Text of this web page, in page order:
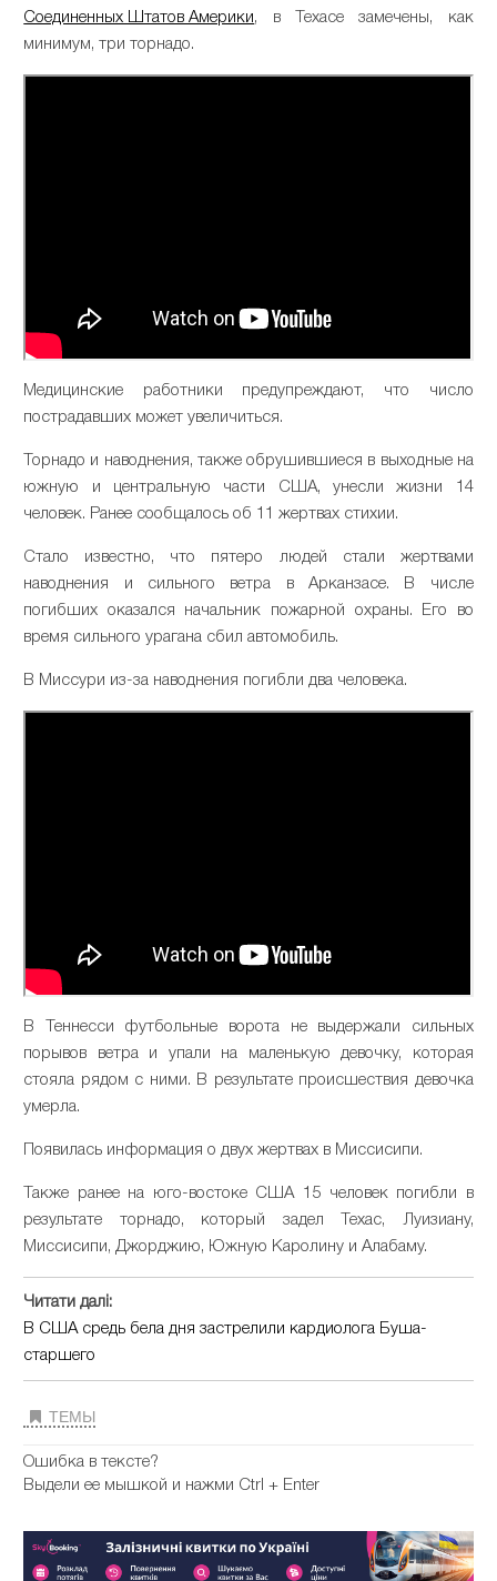
Соединенных Штатов Америки, в Техасе замечены, как
минимум, три торнадо.
Медицинские работники предупреждают, что число
пострадавших может увеличиться.
Торнадо и наводнения, также обрушившиеся в выходные на
южную и центральную части США, унесли жизни 14
человек. Ранее сообщалось об 11 жертвах стихии.
Стало известно, что пятеро людей стали жертвами
наводнения и сильного ветра в Арканзасе. В числе
погибших оказался начальник пожарной охраны. Его во
время сильного урагана сбил автомобиль.
В Миссури из-за наводнения погибли два человека.
В Теннесси футбольные ворота не выдержали сильных
порывов ветра и упали на маленькую девочку, которая
стояла рядом с ними. В результате происшествия девочка
умерла.
Появилась информация о двух жертвах в Миссисипи.
Также ранее на юго-востоке США 15 человек погибли в
результате торнадо, который задел Техас, Луизиану,
Миссисипи, Джорджию, Южную Каролину и Алабаму.
Читати далі:
В США средь бела дня застрелили кардиолога Буша-
старшего
ТЕМЫ
Ошибка в тексте?
Выдели ее мышкой и нажми Ctrl + Enter